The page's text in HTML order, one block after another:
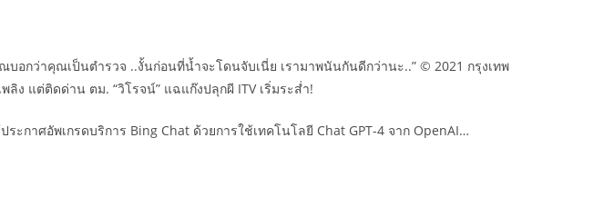
อกว่าคุณเป็นตำรวจ ..งั้นก่อนที่น้ำจะโดนจับเนี่ย เรามาพนันกันดีกว่านะ..” © 2021 กรุงเทพ
ลิง แต่ติดด่าน ตม. “วิโรจน์” แฉแก๊งปลุกผี ITV เริ่มระส่ำ!
กาศอัพเกรดบริการ Bing Chat ด้วยการใช้เทคโนโลยี Chat GPT-4 จาก OpenAI…